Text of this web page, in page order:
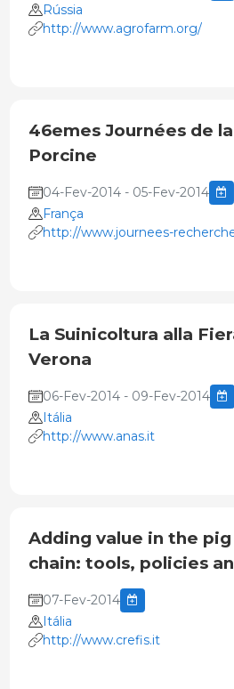
Rússia
http://www.agrofarm.org/
46emes Journées de
Porcine
04-Fev-2014 - 05-Fev-2014
França
http://www.journees-
La Suinicoltura alla
Verona
06-Fev-2014 - 09-Fev-2014
Itália
http://www.anas.it
Adding value in the
chain: tools, policies
07-Fev-2014
Itália
http://www.crefis.it